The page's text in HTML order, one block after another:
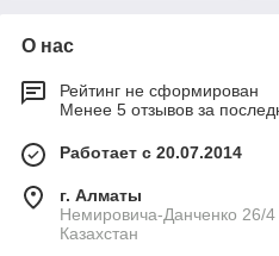
О нас
Рейтинг не сформирован
Менее 5 отзывов за
Работает с 20.07.2014
г. Алматы
Немировича-Данченко 26/
Казахстан